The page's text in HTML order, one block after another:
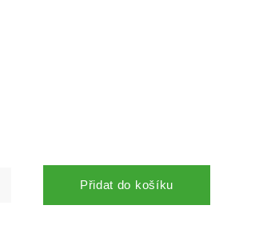
Přidat do košíku